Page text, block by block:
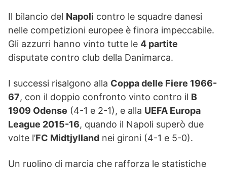
Il bilancio del Napoli contro le squadre danesi
nelle competizioni europee è finora impeccabile.
Gli azzurri hanno vinto tutte le 4 partite
disputate contro club della Danimarca.
I successi risalgono alla Coppa delle Fiere 1966-
67, con il doppio confronto vinto contro il B
1909 Odense (4-1 e 2-1), e alla UEFA Europa
League 2015-16, quando il Napoli superò due
volte l’FC Midtjylland nei gironi (4-1 e 5-0).
Un ruolino di marcia che rafforza le statistiche